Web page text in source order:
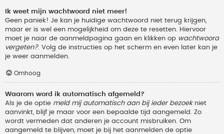
Ik weet mijn wachtwoord niet meer!
Geen paniek! Je kan je huidige wachtwoord niet terug krijgen,
maar er is wel een mogelijkheid om deze te resetten. Hiervoor
moet je naar de aanmeldpagina gaan en klikken op wachtwoord
vergeten?. Volg de instructies op het scherm en even later kan je
je weer aanmelden.
Omhoog
Waarom word ik automatisch afgemeld?
Als je de optie meld mij automatisch aan bij ieder bezoekniet
aanvinkt, blijf je maar voor een bepaalde tijd aangemeld. Zo
wordt vermeden dat anderen je account misbruiken. Om
aangemeld te blijven, moet je bij het aanmelden de optie